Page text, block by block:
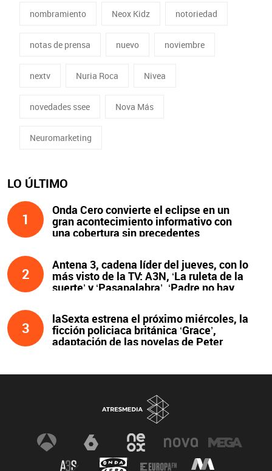
nombramiento Neox Kidz notoriedad
notas de prensa nuevo noviembre
nextv Nuria Roca Nivea
novedades ssee Nova Más
Neuromarketing
LO ÚLTIMO
1
Onda Cero convierte el eclipse en un
gran acontecimiento informativo con
una cobertura sin precedentes
2
Antena 3, cadena líder del jueves, con lo
más visto de la TV: A3N, ‘La ruleta de la
suerte’ y ‘Pasapalabra’. ‘Padre no hay
3
laSexta estrena el próximo miércoles, la
ficción policiaca británica ‘Grace’,
adaptación de las novelas de Peter